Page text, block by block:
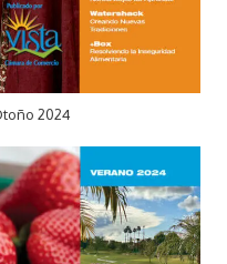
2024